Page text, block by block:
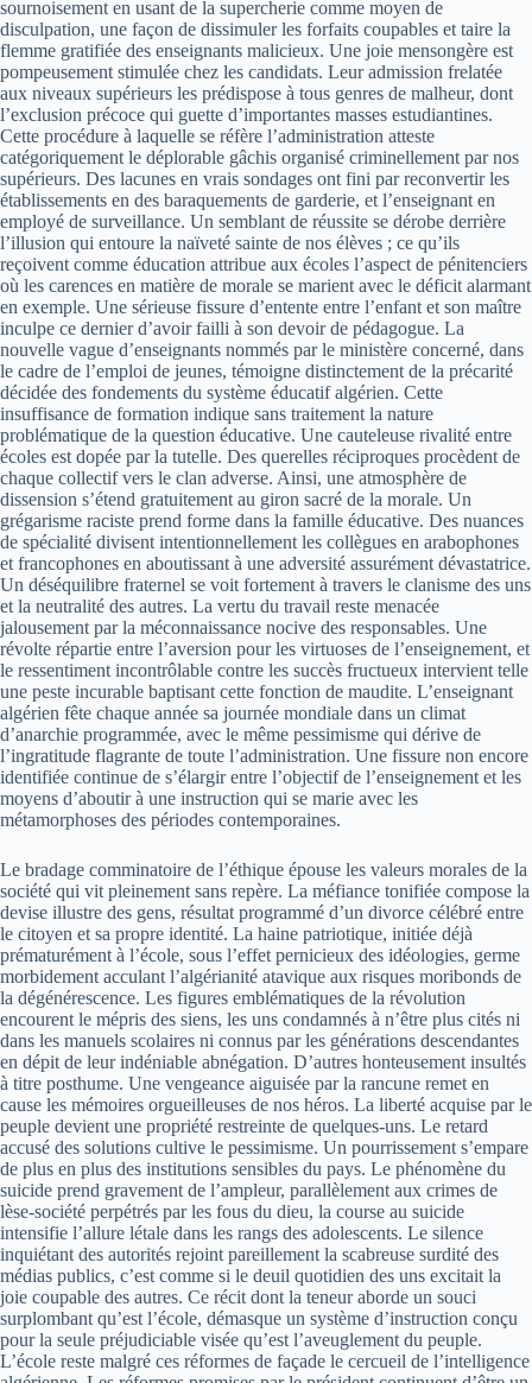
sournoisement en usant de la supercherie comme moyen de
disculpation, une façon de dissimuler les forfaits coupables et taire la
flemme gratifiée des enseignants malicieux. Une joie mensongère est
pompeusement stimulée chez les candidats. Leur admission frelatée
aux niveaux supérieurs les prédispose à tous genres de malheur, dont
l’exclusion précoce qui guette d’importantes masses estudiantines.
Cette procédure à laquelle se réfère l’administration atteste
catégoriquement le déplorable gâchis organisé criminellement par nos
supérieurs. Des lacunes en vrais sondages ont fini par reconvertir les
établissements en des baraquements de garderie, et l’enseignant en
employé de surveillance. Un semblant de réussite se dérobe derrière
l’illusion qui entoure la naïveté sainte de nos élèves ; ce qu’ils
reçoivent comme éducation attribue aux écoles l’aspect de pénitenciers
où les carences en matière de morale se marient avec le déficit alarmant
en exemple. Une sérieuse fissure d’entente entre l’enfant et son maître
inculpe ce dernier d’avoir failli à son devoir de pédagogue. La
nouvelle vague d’enseignants nommés par le ministère concerné, dans
le cadre de l’emploi de jeunes, témoigne distinctement de la précarité
décidée des fondements du système éducatif algérien. Cette
insuffisance de formation indique sans traitement la nature
problématique de la question éducative. Une cauteleuse rivalité entre
écoles est dopée par la tutelle. Des querelles réciproques procèdent de
chaque collectif vers le clan adverse. Ainsi, une atmosphère de
dissension s’étend gratuitement au giron sacré de la morale. Un
grégarisme raciste prend forme dans la famille éducative. Des nuances
de spécialité divisent intentionnellement les collègues en arabophones
et francophones en aboutissant à une adversité assurément dévastatrice.
Un déséquilibre fraternel se voit fortement à travers le clanisme des uns
et la neutralité des autres. La vertu du travail reste menacée
jalousement par la méconnaissance nocive des responsables. Une
révolte répartie entre l’aversion pour les virtuoses de l’enseignement, et
le ressentiment incontrôlable contre les succès fructueux intervient telle
une peste incurable baptisant cette fonction de maudite. L’enseignant
algérien fête chaque année sa journée mondiale dans un climat
d’anarchie programmée, avec le même pessimisme qui dérive de
l’ingratitude flagrante de toute l’administration. Une fissure non encore
identifiée continue de s’élargir entre l’objectif de l’enseignement et les
moyens d’aboutir à une instruction qui se marie avec les
métamorphoses des périodes contemporaines.
Le bradage comminatoire de l’éthique épouse les valeurs morales de la
société qui vit pleinement sans repère. La méfiance tonifiée compose la
devise illustre des gens, résultat programmé d’un divorce célébré entre
le citoyen et sa propre identité. La haine patriotique, initiée déjà
prématurément à l’école, sous l’effet pernicieux des idéologies, germe
morbidement acculant l’algérianité atavique aux risques moribonds de
la dégénérescence. Les figures emblématiques de la révolution
encourent le mépris des siens, les uns condamnés à n’être plus cités ni
dans les manuels scolaires ni connus par les générations descendantes
en dépit de leur indéniable abnégation. D’autres honteusement insultés
à titre posthume. Une vengeance aiguisée par la rancune remet en
cause les mémoires orgueilleuses de nos héros. La liberté acquise par le
peuple devient une propriété restreinte de quelques-uns. Le retard
accusé des solutions cultive le pessimisme. Un pourrissement s’empare
de plus en plus des institutions sensibles du pays. Le phénomène du
suicide prend gravement de l’ampleur, parallèlement aux crimes de
lèse-société perpétrés par les fous du dieu, la course au suicide
intensifie l’allure létale dans les rangs des adolescents. Le silence
inquiétant des autorités rejoint pareillement la scabreuse surdité des
médias publics, c’est comme si le deuil quotidien des uns excitait la
joie coupable des autres. Ce récit dont la teneur aborde un souci
surplombant qu’est l’école, démasque un système d’instruction conçu
pour la seule préjudiciable visée qu’est l’aveuglement du peuple.
L’école reste malgré ces réformes de façade le cercueil de l’intelligence